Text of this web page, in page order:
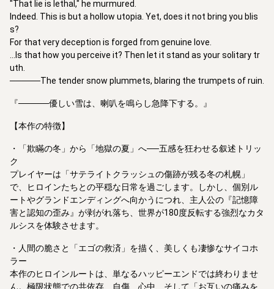
"That lie is lethal," he murmured.
Indeed. This is but a hollow utopia. Yet, does it not bring you blis
s?
For that very deception is forged from genuine love.
...Is that how you perceive it? Then let it stand as your solitary tr
uth.
─────The tender snow plummets, blaring the trumpets of ruin.
『─────優しい雪は、喇叭を鳴らし急降下する。』
【本作の特徴】
・「欺瞞の冬」から「地獄の夏」へ──五感を狂わせる叙述トリッ
ク
プレイヤーは「サテライトクラッシュの傷跡が残る冬の札幌」
で、ヒロインたちとの平穏な日常を過ごします。しかし、個別ル
ートやグランドエンディングへ向かうにつれ、主人公の『記憶障
害と認知の歪み』が剥がれ落ち、世界が180度反転する強烈なカタ
ルシスを体験させます。
・人間の脆さと「エゴの救済」を描く、美しくも凄惨なサイコホ
ラー
本作のヒロインルートは、単なるハッピーエンドでは終わりませ
ん。極限状態での共依存、自傷、心中、そして「お互いの痛みを